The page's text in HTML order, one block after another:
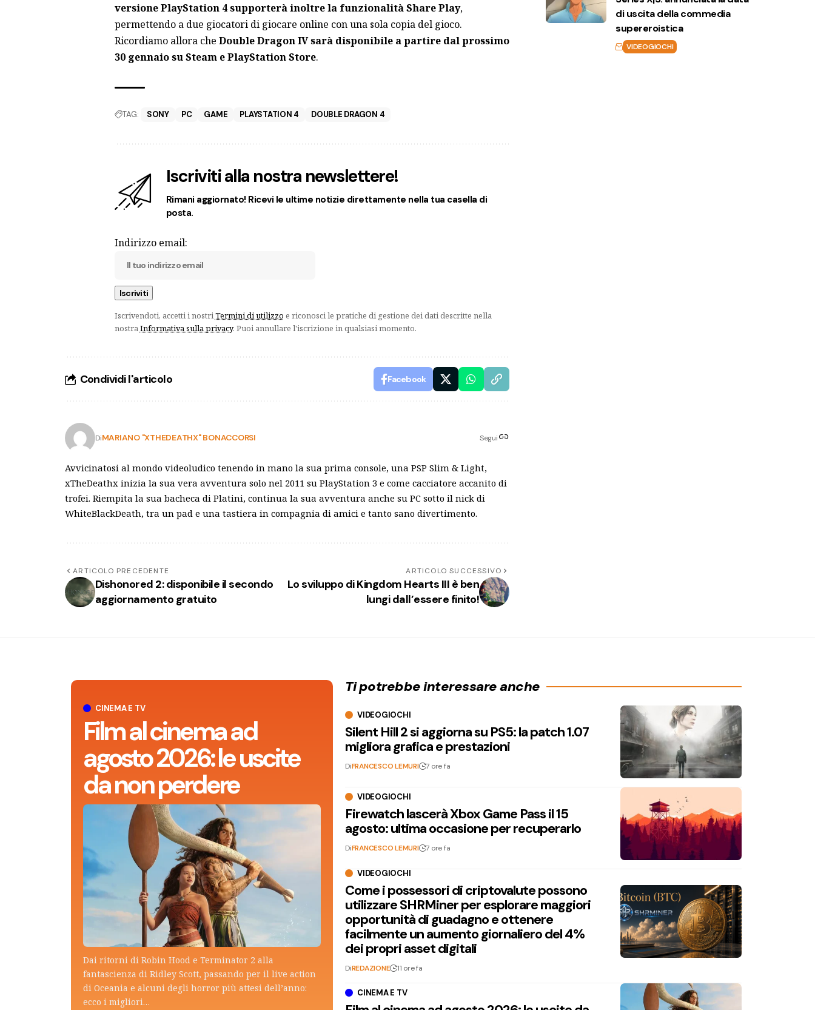
versione PlayStation 4 supporterà inoltre la funzionalità Share Play,
permettendo a due giocatori di giocare online con una sola copia del gioco.
Ricordiamo allora che Double Dragon IV sarà disponibile a partire dal prossimo
30 gennaio su Steam e PlayStation Store.
TAG: SONY PC GAME PLAYSTATION 4 DOUBLE DRAGON 4
Iscriviti alla nostra newslettere!
Rimani aggiornato! Ricevi le ultime notizie direttamente nella tua casella di
posta.
Indirizzo email:
Iscrivendoti, accetti i nostriTermini di utilizzo e riconosci le pratiche di gestione dei dati descritte nella
nostraInformativa sulla privacy. Puoi annullare l'iscrizione in qualsiasi momento.
Condividi l'articolo Facebook
DiMARIANO "XTHEDEATHX" BONACCORSI Segui
Avvicinatosi al mondo videoludico tenendo in mano la sua prima console, una PSP Slim & Light,
xTheDeathx inizia la sua vera avventura solo nel 2011 su PlayStation 3 e come cacciatore accanito di
trofei. Riempita la sua bacheca di Platini, continua la sua avventura anche su PC sotto il nick di
WhiteBlackDeath, tra un pad e una tastiera in compagnia di amici e tanto sano divertimento.
ARTICOLO PRECEDENTE
Dishonored 2: disponibile il secondo
aggiornamento gratuito
ARTICOLO SUCCESSIVO
Lo sviluppo di Kingdom Hearts III è ben
lungi dall’essere finito!
di uscita della commedia
supereroistica
VIDEOGIOCHI
CINEMA E TV
Film al cinema ad
agosto 2026: le uscite
da non perdere
Dai ritorni di Robin Hood e Terminator 2 alla
fantascienza di Ridley Scott, passando per il live action
di Oceania e alcuni degli horror più attesi dell’anno:
ecco i migliori…
Ti potrebbe interessare anche
VIDEOGIOCHI
Silent Hill 2 si aggiorna su PS5: la patch 1.07
migliora grafica e prestazioni
DiFRANCESCO LEMURI 7 ore fa
VIDEOGIOCHI
Firewatch lascerà Xbox Game Pass il 15
agosto: ultima occasione per recuperarlo
DiFRANCESCO LEMURI 7 ore fa
VIDEOGIOCHI
Come i possessori di criptovalute possono
utilizzare SHRMiner per esplorare maggiori
opportunità di guadagno e ottenere
facilmente un aumento giornaliero del 4%
dei propri asset digitali
DiREDAZIONE 11 ore fa
CINEMA E TV